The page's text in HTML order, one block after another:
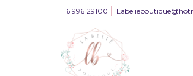
16 996129100